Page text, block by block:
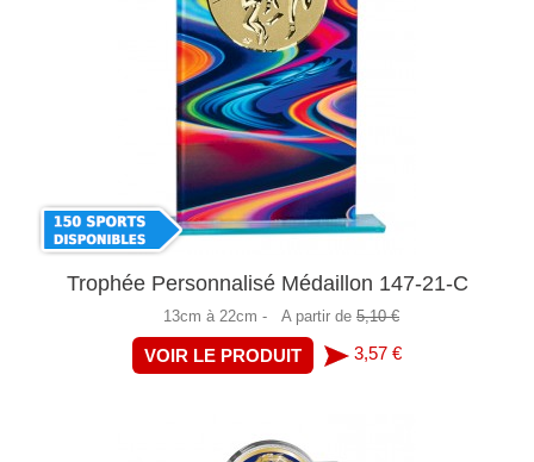
Trophée Personnalisé Médaillon 147-21-C
13cm à 22cm - A partir de 5,10 €
VOIR LE PRODUIT 3,57 €